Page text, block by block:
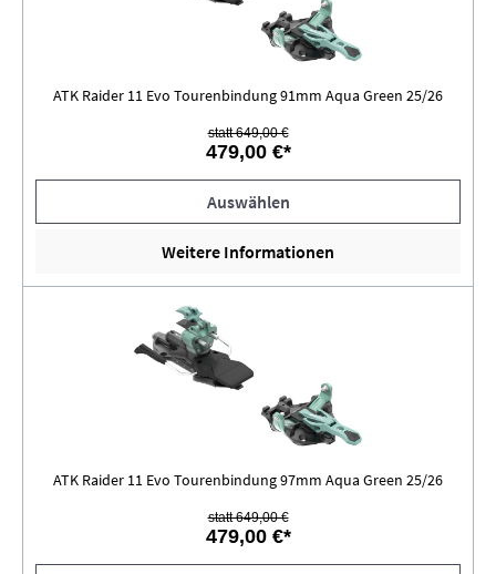
ATK Raider 11 Evo Tourenbindung 91mm Aqua Green 25/26
statt 649,00 €
479,00 €*
Auswählen
Weitere Informationen
ATK Raider 11 Evo Tourenbindung 97mm Aqua Green 25/26
statt 649,00 €
479,00 €*